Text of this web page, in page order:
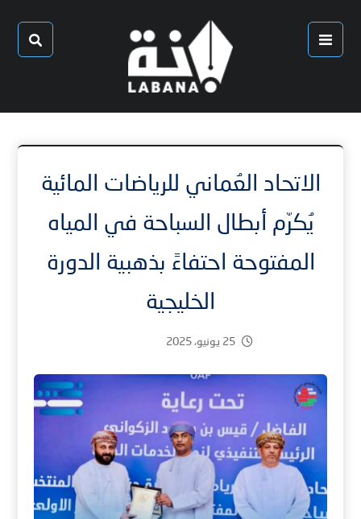
الاتحاد العُماني للرياضات المائية
يُكرّم أبطال السباحة في المياه
المفتوحة احتفاءً بذهبية الدورة
الخليجية
25 يونيو، 2025